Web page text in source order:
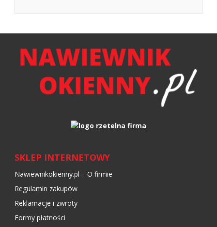
SKLEP INTERNETOWY
Nawiewnikokienny.pl – O firmie
Regulamin zakupów
Reklamacje i zwroty
Formy płatności